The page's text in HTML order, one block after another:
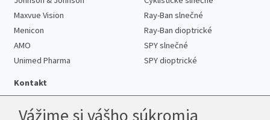
Maxvue Vision
Menicon
AMO
Unimed Pharma
Ray-Ban slnečné
Ray-Ban dioptrické
SPY slnečné
SPY dioptrické
Kontakt
Vážime si vášho súkromia